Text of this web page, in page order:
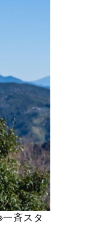
一斉スタ